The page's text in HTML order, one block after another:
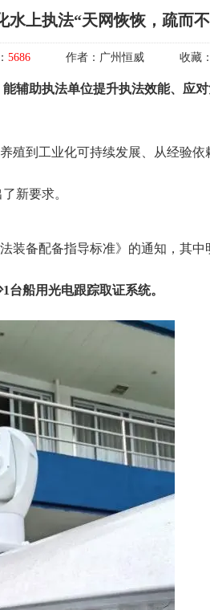
水上执法“天网恢恢，疏而
5686 作者： 广州恒威 收藏：
能辅助执法单位提升执法效能、应
殖到 工业化可持续发展 、从经验
新要求。
装备配备指导标准》 的通知，其中
1台船用光电跟踪取证系统。